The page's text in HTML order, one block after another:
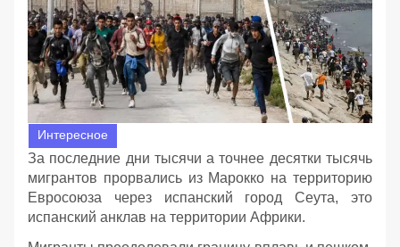
Интересное
За последние дни тысячи а точнее десятки тысячь
мигрантов прорвались из Марокко на территорию
Евросоюза через испанский город Сеута, это
испанский анклав на территории Африки.